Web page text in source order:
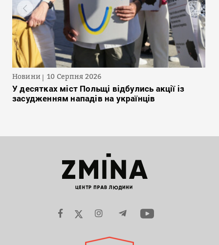
Новини 10 Серпня 2026
У десятках міст Польщі відбулись акції із
засудженням нападів на українців